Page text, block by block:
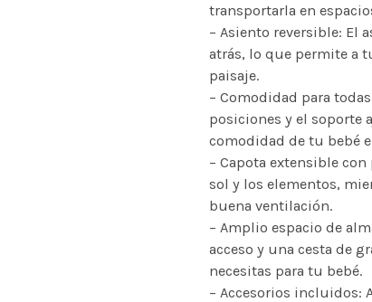
transportarla en
– Asiento reversible: El
atrás, lo que permite a
paisaje.
– Comodidad para
posiciones y el soporte
comodidad de tu bebé
– Capota extensible
sol y los elementos,
buena ventilación.
– Amplio espacio de
acceso y una cesta de
necesitas para tu bebé.
– Accesorios incluidos: